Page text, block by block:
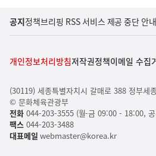
공지정책브리핑 RSS 서비스 제공 중단 안내
개인정보처리방침저작권정책이메일 수집
(30119) 세종특별자치시 갈매로 388 정부세
© 문화체육관광부
전화044-203-3555 (월-금 09:00 - 18:00, 공
팩스044-203-3488
대표메일 webmaster@korea.kr